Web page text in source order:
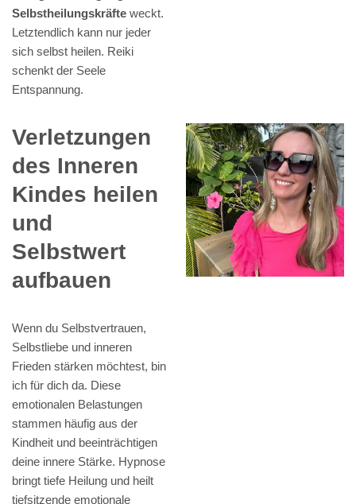
Selbstheilungskräfte weckt.
Letztendlich kann nur jeder
sich selbst heilen. Reiki
schenkt der Seele
Entspannung.
Verletzungen
des Inneren
Kindes heilen
und
Selbstwert
aufbauen
Wenn du Selbstvertrauen,
Selbstliebe und inneren
Frieden stärken möchtest, bin
ich für dich da. Diese
emotionalen Belastungen
stammen häufig aus der
Kindheit und beeinträchtigen
deine innere Stärke. Hypnose
bringt tiefe Heilung und heilt
tiefsitzende emotionale